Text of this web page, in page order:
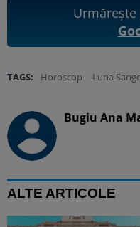
TAGS: Horoscop Luna
Bugiu ⁠Ana
ALTE ARTICOLE